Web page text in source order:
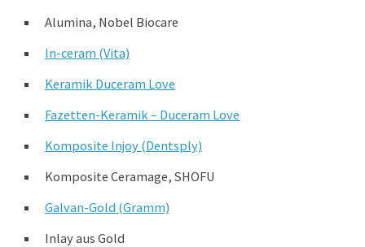
Alumina, Nobel Biocare
In-ceram (Vita)
Keramik Duceram Love
Fazetten-Keramik – Duceram Love
Komposite Injoy (Dentsply)
Komposite Ceramage, SHOFU
Galvan-Gold (Gramm)
Inlay aus Gold